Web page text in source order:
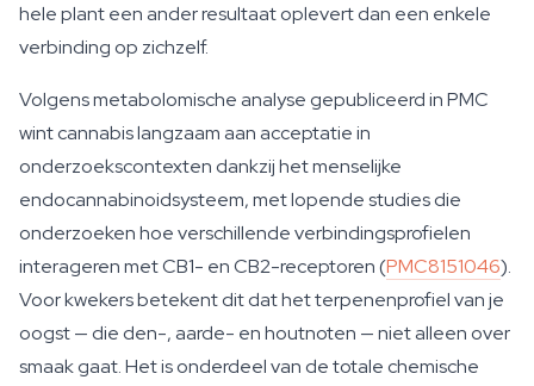
hele plant een ander resultaat oplevert dan een enkele
verbinding op zichzelf.
Volgens metabolomische analyse gepubliceerd in PMC
wint cannabis langzaam aan acceptatie in
onderzoekscontexten dankzij het menselijke
endocannabinoidsysteem, met lopende studies die
onderzoeken hoe verschillende verbindingsprofielen
interageren met CB1- en CB2-receptoren (PMC8151046).
Voor kwekers betekent dit dat het terpenenprofiel van je
oogst — die den-, aarde- en houtnoten — niet alleen over
smaak gaat. Het is onderdeel van de totale chemische